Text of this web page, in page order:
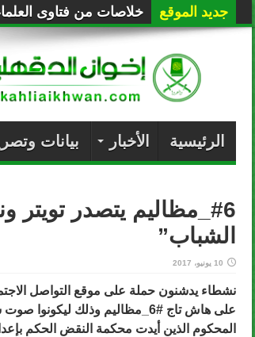
جديد الموقع خلاصات من فتاوى
الرئيسية الأخبار بيانات
#6_مظاليم يتصدر
الشباب”
10 يونيو، 2017
نشطاء يدشنون حملة على موقع التواصل
على هاش تاج #6_مظاليم
وذلك ليكونوا صوت
المحكوم الذين أيدت محكمة النقض الحكم